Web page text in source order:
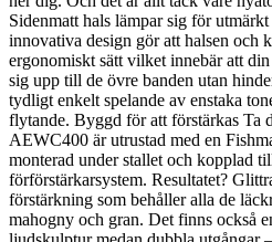
Sidenmatt hals lämpar sig för
innovativa design gör att halsen och
ergonomiskt sätt vilket innebär att
sig upp till de övre banden utan
tydligt enkelt spelande av enstaka
flytande. Byggd för att förstärkas Ta
AEWC400 är utrustad med en
monterad under stallet och kopplad
förförstärkarsystem. Resultatet?
förstärkning som behåller alla de
mahogny och gran. Det finns också